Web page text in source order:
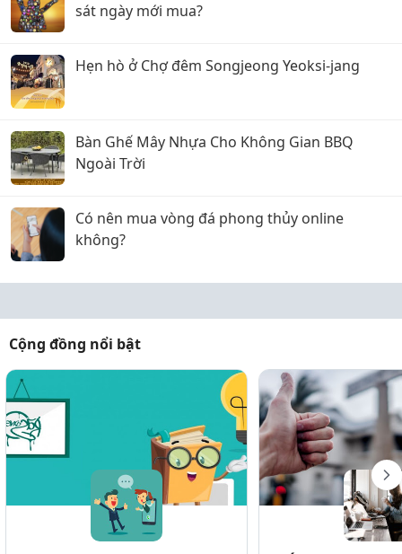
sát ngày mới mua?
Hẹn hò ở Chợ đêm Songjeong Yeoksi-jang
Bàn Ghế Mây Nhựa Cho Không Gian BBQ
Ngoài Trời
Có nên mua vòng đá phong thủy online
không?
Cộng đồng nổi bật